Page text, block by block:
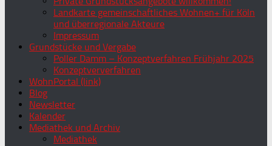
Landkarte gemeinschaftliches Wohnen+ für Köln
und überregionale Akteure
Impressum
Grundstücke und Vergabe
Poller Damm – Konzeptverfahren Frühjahr 2025
Konzeptververfahren
WohnPortal (link)
Blog
Newsletter
Kalender
Mediathek und Archiv
Mediathek